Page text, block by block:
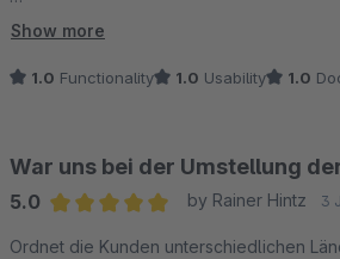
Ich erwarte, dass das Abo beendet wird
Show more
1.0 Functionality 1.0 Usability 1.0
War uns bei der Umstellung
5.0
by Rainer Hintz 3
Ordnet die Kunden unterschiedlichen